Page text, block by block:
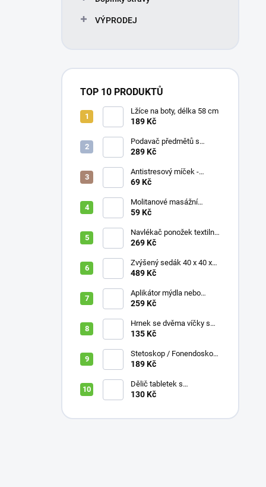
VÝPRODEJ
TOP 10 PRODUKTŮ
Lžíce na boty, délka 58 cm
189 Kč
Podavač předmětů s
magnetem / prodloužená
81 / 90 cm
289 Kč
Antistresový míček -
průměr 75 mm, mix barev
69 Kč
Molitanové masážní
míčky, různé velikosti
59 Kč
Navlékač ponožek textilní
s plastovou vložkou
269 Kč
Zvýšený sedák 40 x 40 x
10 cm
489 Kč
Aplikátor mýdla nebo
krému se zásobníkem a
259 Kč
Hrnek se dvěma víčky s
krátkými náustky, nápoje,
barvy
135 Kč
Stetoskop / Fonendoskop
pro zdravotnický personál,
189 Kč
Dělič tabletek s
bezpečným uložením léků
130 Kč